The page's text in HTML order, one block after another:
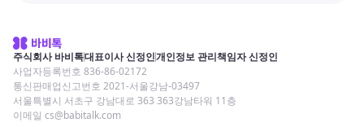
주식회사 바비톡대표이사 신정인개인정보 관리책임자 신정인
사업자등록번호 836-86-02172
통신판매업신고번호 2021-서울강남-03497
서울특별시 서초구 강남대로 363 363강남타워 11층
이메일 cs@babitalk.com